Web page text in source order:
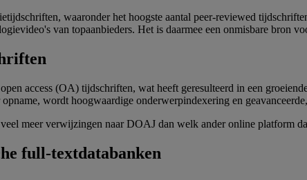
waaronder het hoogste aantal peer-reviewed
van topaanbieders. Het is daarmee een onmisbare bron
access (OA) tijdschriften, wat heeft geresulteerd in een
wordt hoogwaardige onderwerpindexering en
meer verwijzingen naar DOAJ dan welk ander online platform
full-textdatabanken